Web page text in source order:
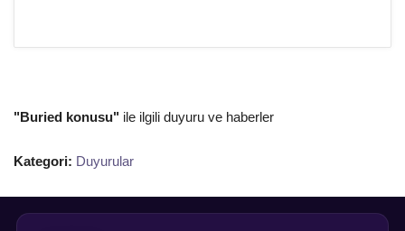
"Buried konusu" ile ilgili duyuru ve haberler
Kategori: Duyurular